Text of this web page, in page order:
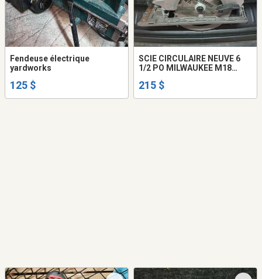
Fendeuse électrique
yardworks
125 $
SCIE CIRCULAIRE NEUVE 6
1/2 PO MILWAUKEE M18
215 $